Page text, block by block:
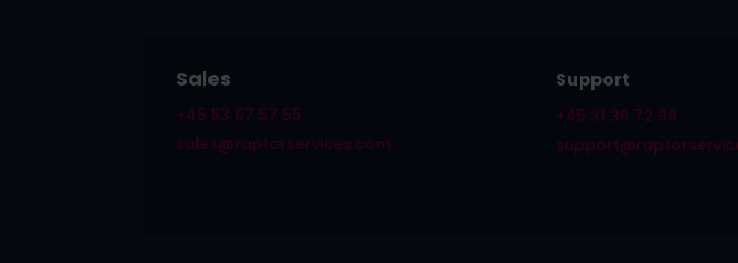
Sales
+45 53 67 57 55
sales@raptorservices.com
Support
+45 31 36 72 98